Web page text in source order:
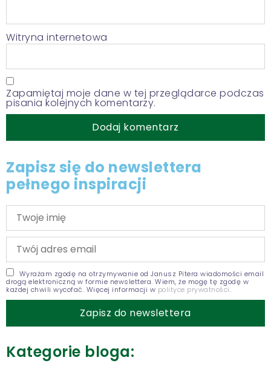
Witryna internetowa
Zapamiętaj moje dane w tej przeglądarce podczas
pisania kolejnych komentarzy.
Zapisz się do newslettera
pełnego inspiracji
Wyrażam zgodę na otrzymywanie od Janusz Pitera wiadomości email
drogą elektroniczną w formie newslettera. Wiem, że mogę tę zgodę w
każdej chwili wycofać. Więcej informacji w polityce prywatności.
Kategorie bloga: